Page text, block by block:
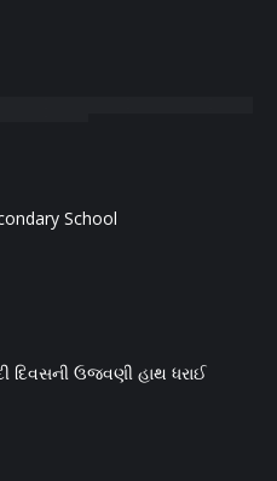
School
દિવસની ઉજવણી હાથ ધરાઈ